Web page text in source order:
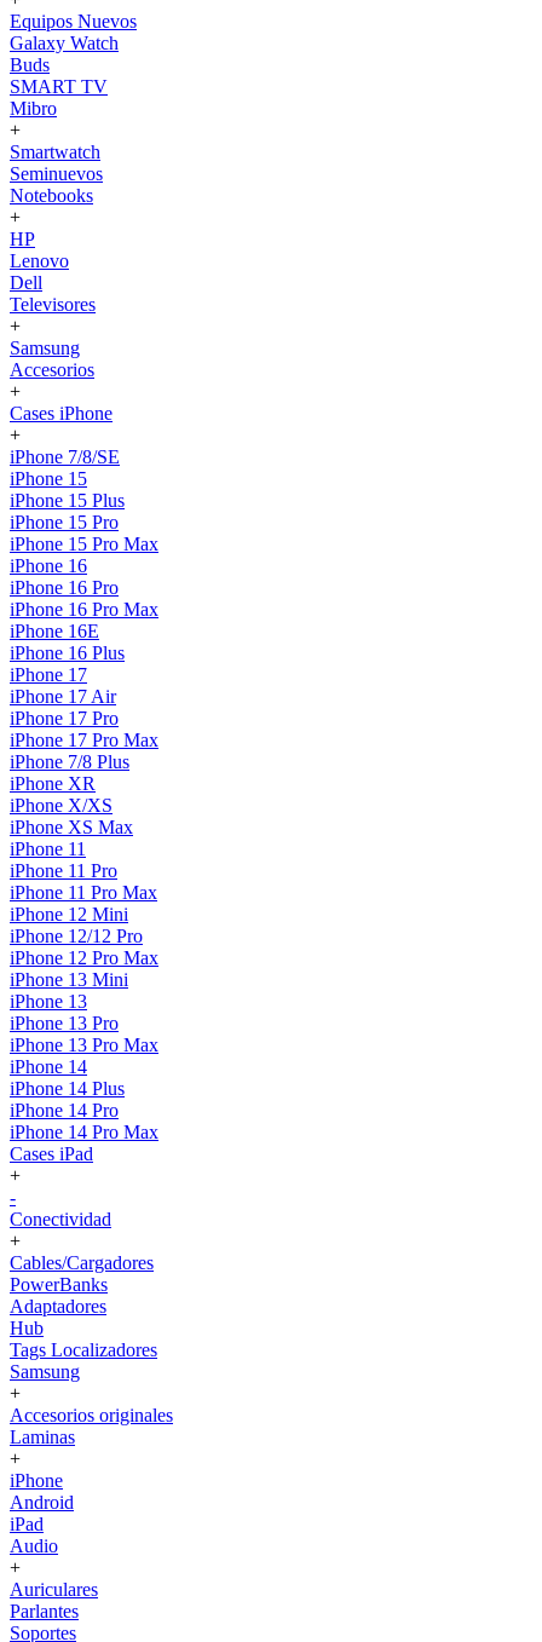
Equipos Nuevos
Galaxy Watch
Buds
SMART TV
Mibro
+
Smartwatch
Seminuevos
Notebooks
+
HP
Lenovo
Dell
Televisores
+
Samsung
Accesorios
+
Cases iPhone
+
iPhone 7/8/SE
iPhone 15
iPhone 15 Plus
iPhone 15 Pro
iPhone 15 Pro Max
iPhone 16
iPhone 16 Pro
iPhone 16 Pro Max
iPhone 16E
iPhone 16 Plus
iPhone 17
iPhone 17 Air
iPhone 17 Pro
iPhone 17 Pro Max
iPhone 7/8 Plus
iPhone XR
iPhone X/XS
iPhone XS Max
iPhone 11
iPhone 11 Pro
iPhone 11 Pro Max
iPhone 12 Mini
iPhone 12/12 Pro
iPhone 12 Pro Max
iPhone 13 Mini
iPhone 13
iPhone 13 Pro
iPhone 13 Pro Max
iPhone 14
iPhone 14 Plus
iPhone 14 Pro
iPhone 14 Pro Max
Cases iPad
+
-
Conectividad
+
Cables/Cargadores
PowerBanks
Adaptadores
Hub
Tags Localizadores
Samsung
+
Accesorios originales
Laminas
+
iPhone
Android
iPad
Audio
+
Auriculares
Parlantes
Soportes